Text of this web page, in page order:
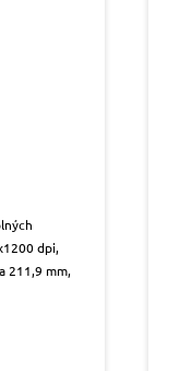
dpi,
211,9 mm,